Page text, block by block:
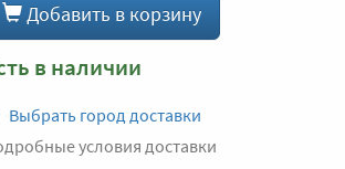
Добавить в корзину
в наличии
Выбрать город доставки
условия доставки